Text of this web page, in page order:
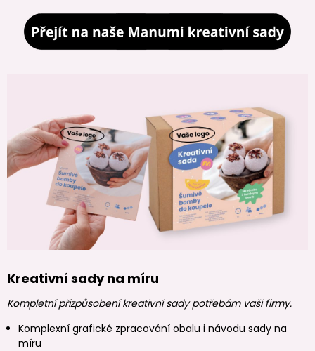
Kreativní sady na míru
Kompletní přizpůsobení kreativní sady potřebám vaší firmy.
Komplexní grafické zpracování obalu i návodu sady na
míru